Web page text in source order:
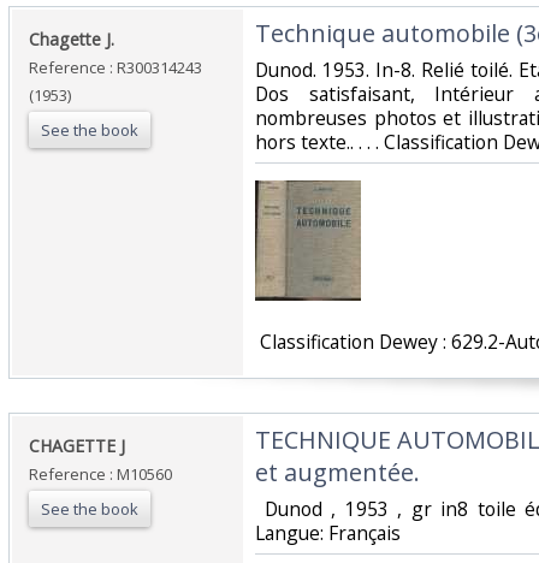
‎Chagette J.‎
Reference : R300314243
(1953)
See the book
‎Technique automobile
‎Dunod. 1953. In-8. Relié toilé.
Dos satisfaisant, Intérieur
nombreuses photos et
hors texte.. . . . Classification
Classification Dewey : 629.2-
‎CHAGETTE J‎
Reference : M10560
See the book
‎TECHNIQUE
et augmentée.‎
Dunod , 1953 , gr in8 toile
Langue: Français ‎